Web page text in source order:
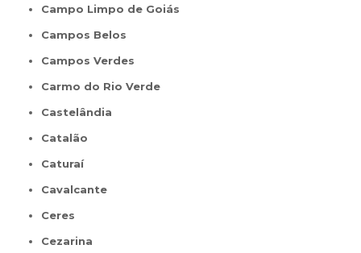
Campo Limpo de Goiás
Campos Belos
Campos Verdes
Carmo do Rio Verde
Castelândia
Catalão
Caturaí
Cavalcante
Ceres
Cezarina